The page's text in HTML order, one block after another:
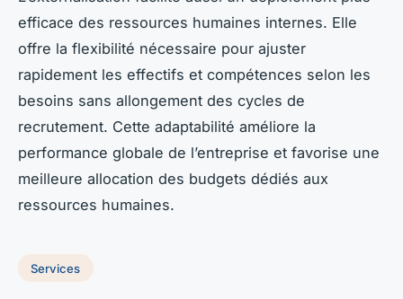
efficace des ressources humaines internes. Elle
offre la flexibilité nécessaire pour ajuster
rapidement les effectifs et compétences selon les
besoins sans allongement des cycles de
recrutement. Cette adaptabilité améliore la
performance globale de l’entreprise et favorise une
meilleure allocation des budgets dédiés aux
ressources humaines.
Services